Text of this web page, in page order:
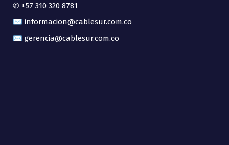
✆ +57 310 320 8781
✉ informacion@cablesur.com.co
✉ gerencia@cablesur.com.co